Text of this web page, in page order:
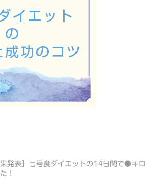
果発表】七号食ダイエットの14日間で●キロ
！